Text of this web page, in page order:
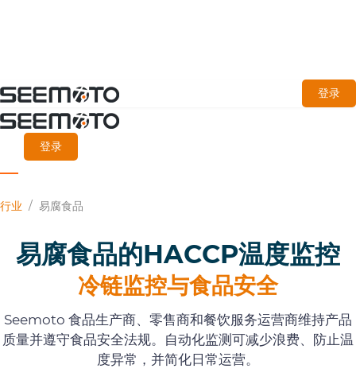
跳
至
要
登录
登录
行业 / 易腐食品
易腐食品的HACCP温度监控
冷链监控与食品安全
Seemoto 食品生产商、零售商和餐饮服务运营商维持产品
质量并遵守食品安全法规。自动化监测可减少浪费、防止温
度异常，并简化日常运营。